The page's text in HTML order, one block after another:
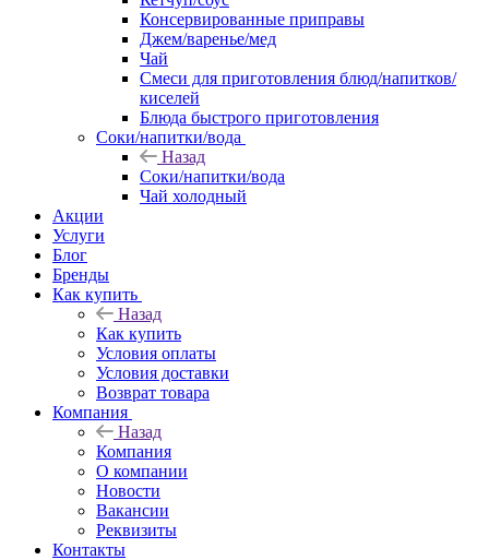
Консервированные приправы
Джем/варенье/мед
Чай
Смеси для приготовления блюд/напитков/
киселей
Блюда быстрого приготовления
Соки/напитки/вода
Назад
Соки/напитки/вода
Чай холодный
Акции
Услуги
Блог
Бренды
Как купить
Назад
Как купить
Условия оплаты
Условия доставки
Возврат товара
Компания
Назад
Компания
О компании
Новости
Вакансии
Реквизиты
Контакты